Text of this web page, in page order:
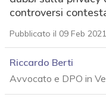
controversi
Pubblicato il 09 Feb 2021
Riccardo Berti
Avvocato e DPO in